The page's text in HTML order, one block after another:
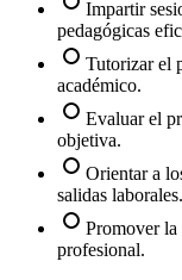
Impartir
pedagógicas
Tutorizar el
académico.
Evaluar el
objetiva.
Orientar a
salidas laborales.
Promover
profesional.